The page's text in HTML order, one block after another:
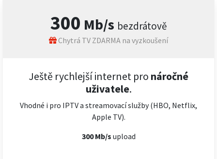
300 Mb/s bezdrátově
Chytrá TV ZDARMA na vyzkoušení
Ještě rychlejší internet pro náročné
uživatele.
Vhodné i pro IPTV a streamovací služby (HBO, Netflix,
Apple TV).
300 Mb/s upload